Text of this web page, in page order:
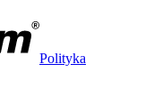
Polityka